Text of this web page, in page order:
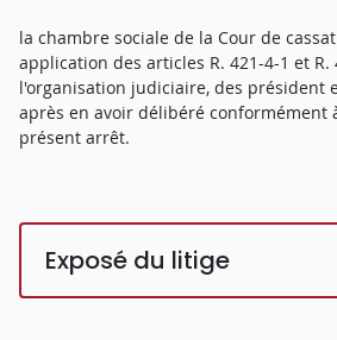
la chambre sociale de la Cour de
application des articles R. 421-4-1 et R.
l'organisation judiciaire, des président
après en avoir délibéré conformément
présent arrêt.
Exposé du litige